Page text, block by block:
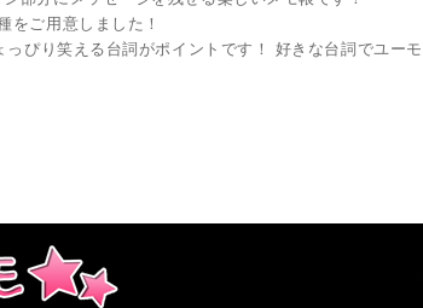
をご用意しました！
ぴり笑える台詞がポイントです！ 好きな台詞でユー